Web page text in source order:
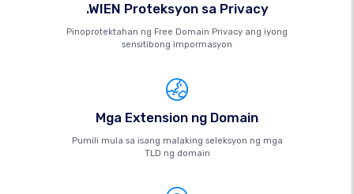
.WIEN Proteksyon sa Privacy
Pinoprotektahan ng Free Domain Privacy ang iyong
sensitibong impormasyon
Mga Extension ng Domain
Pumili mula sa isang malaking seleksyon ng mga
TLD ng domain